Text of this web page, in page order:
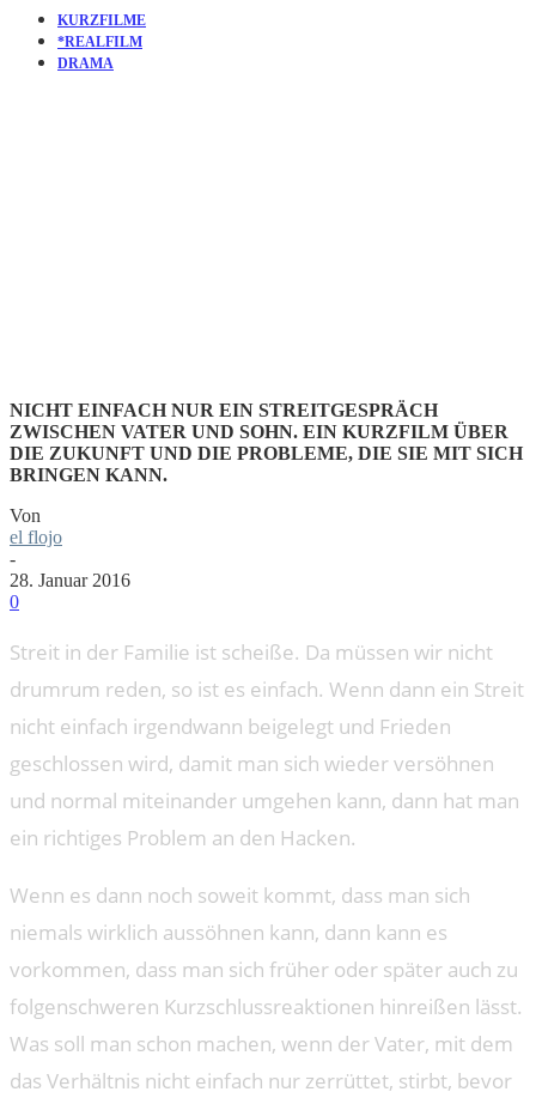
KURZFILME
*REALFILM
DRAMA
NICHT EINFACH NUR EIN STREITGESPRÄCH
ZWISCHEN VATER UND SOHN. EIN KURZFILM ÜBER
DIE ZUKUNFT UND DIE PROBLEME, DIE SIE MIT SICH
BRINGEN KANN.
Von
el flojo
-
28. Januar 2016
0
Streit in der Familie ist scheiße. Da müssen wir nicht
drumrum reden, so ist es einfach. Wenn dann ein Streit
nicht einfach irgendwann beigelegt und Frieden
geschlossen wird, damit man sich wieder versöhnen
und normal miteinander umgehen kann, dann hat man
ein richtiges Problem an den Hacken.
Wenn es dann noch soweit kommt, dass man sich
niemals wirklich aussöhnen kann, dann kann es
vorkommen, dass man sich früher oder später auch zu
folgenschweren Kurzschlussreaktionen hinreißen lässt.
Was soll man schon machen, wenn der Vater, mit dem
das Verhältnis nicht einfach nur zerrüttet, stirbt, bevor